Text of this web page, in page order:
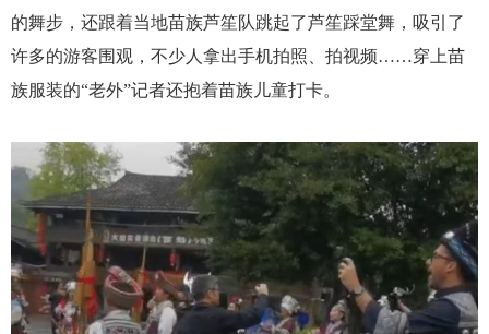
的舞步，还跟着当地苗族芦笙队跳起了芦笙踩堂舞，吸引了
许多的游客围观，不少人拿出手机拍照、拍视频……穿上苗
族服装的“老外”记者还抱着苗族儿童打卡。